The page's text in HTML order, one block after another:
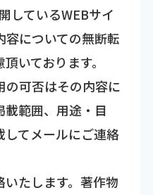
しているWEBサイ
容についての無断転
いております。
の可否はその内容に
載範囲、用途・目
してメールにご連絡
たします。著作物